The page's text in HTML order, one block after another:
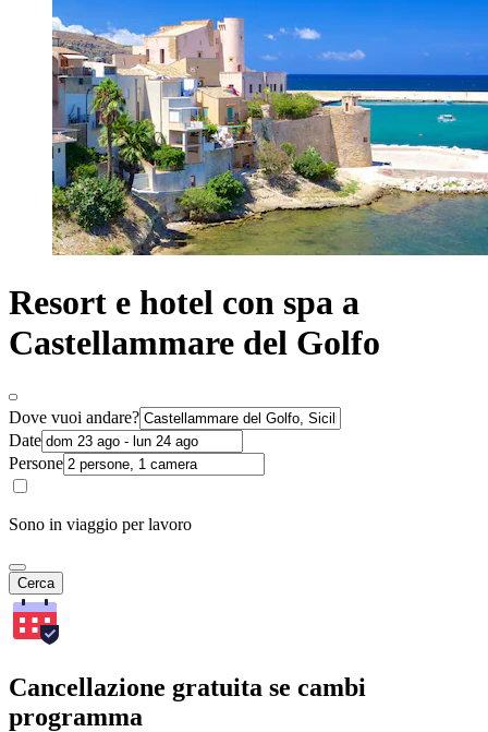
Resort e hotel con spa a
Castellammare del Golfo
Dove vuoi andare?
Date
Persone
Sono in viaggio per lavoro
Cerca
Cancellazione gratuita se cambi
programma